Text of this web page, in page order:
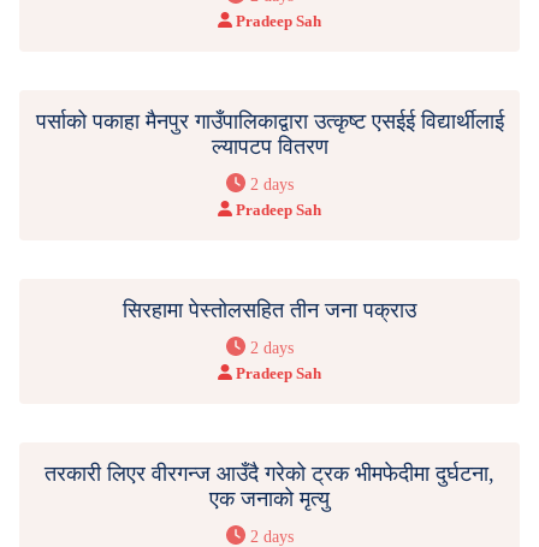
Pradeep Sah
पर्साको पकाहा मैनपुर गाउँपालिकाद्वारा उत्कृष्ट एसईई विद्यार्थीलाई
ल्यापटप वितरण
2 days
Pradeep Sah
सिरहामा पेस्तोलसहित तीन जना पक्राउ
2 days
Pradeep Sah
तरकारी लिएर वीरगन्ज आउँदै गरेको ट्रक भीमफेदीमा दुर्घटना,
एक जनाको मृत्यु
2 days